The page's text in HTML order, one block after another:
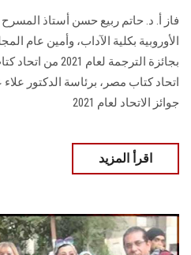
فاز أ. د. حاتم ربيع حسن أستاذ
الأوروبية بكلية الآداب، وأمين عام
بجائزة الترجمة
اتحاد كتاب مصر، برئاسة الدكتور علاء
جوائز الاتحاد لعام 2021
اقرأ المزيد